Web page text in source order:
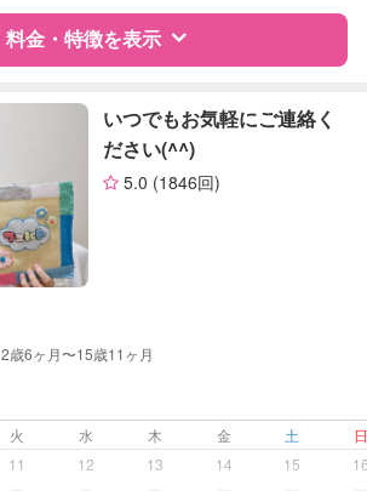
対応可否は個別に相談
なし
お引き受けしていません
対応不可
料金・特徴を表示
レビュー
企業型割引対象(旧内閣府補助対象)
自治体届出済ベビーシッター
夜間対応
病児、病後児、ともに不可
いつでもお気軽にご連絡く
ださい(^^)
5.0 (1846回)
2歳6ヶ月〜15歳11ヶ月
火 水 木 金 土
11 12 13 14 15